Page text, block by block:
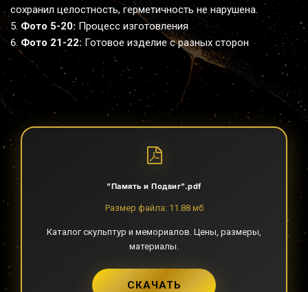
сохранил целостность, герметичность не нарушена.
Фото 5-20: Процесс изготовления
Фото 21-22: Готовое изделие с разных сторон
"Память и Подвиг".pdf
Размер файла: 11.88 мб
Каталог скульптур и мемориалов. Цены, размеры,
материалы.
СКАЧАТЬ